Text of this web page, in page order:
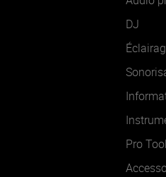
DJ
Pro